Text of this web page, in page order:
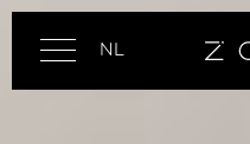
NL